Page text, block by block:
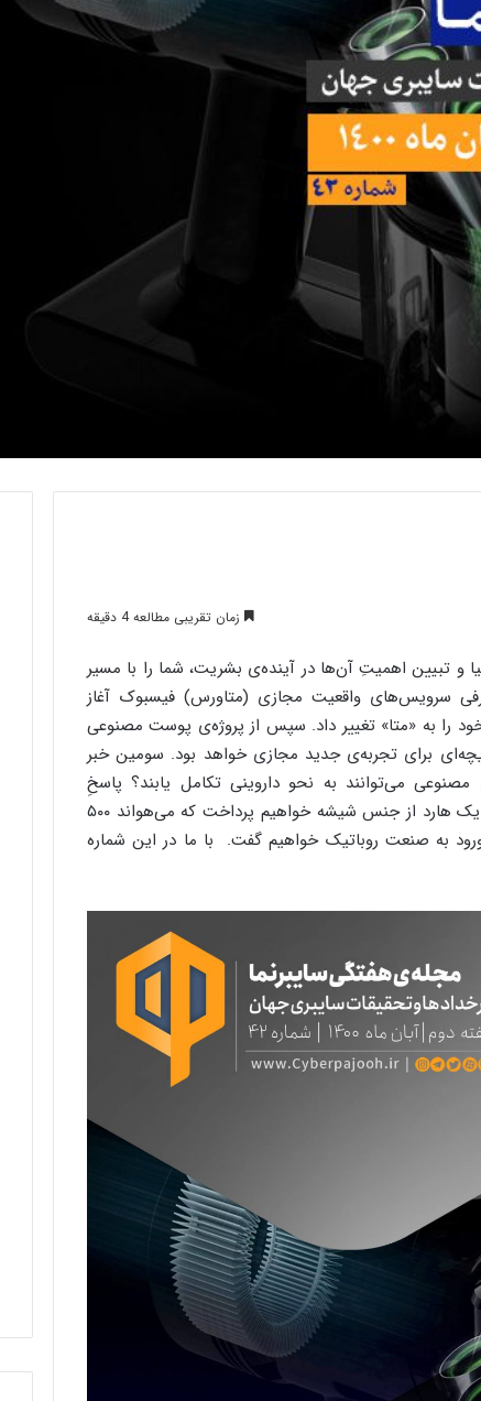
زمان تقریبی مطالعه 4 دقیقه
و تبیین اهمیتِ آن‌ها در آینده‌ی بشریت، شما را با مسیر
سرویس‌های واقعیت مجازی (متاورس) فیسبوک آغاز
را به «متا» تغییر داد. سپس از پروژه‌ی پوست مصنوعی
برای تجربه‌ی جدید مجازی خواهد بود. سومین خبر
می‌توانند به نحو داروینی تکامل یابند؟ پاسخِ
دانشمندان دانشگاه استنفورد به این سوال «آری» است. در ادامه به معرفی یک هارد از جنس شیشه خواهیم پرداخت که می‌هواند ۵۰۰
به صنعت روباتیک خواهیم گفت. با ما در این شماره